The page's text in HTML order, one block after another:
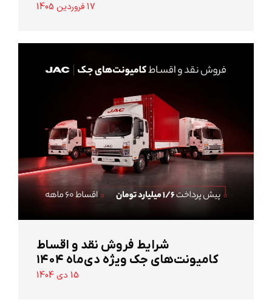
17 فروردین 1405
شرایط فروش نقد و اقساط
کامیونت‌های جک ویژه دی‌ماه ۱۴۰۴
15 دی 1404